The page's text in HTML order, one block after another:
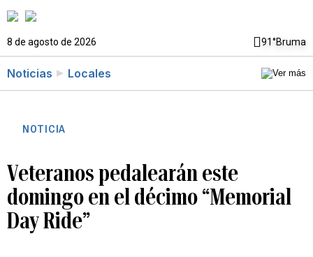
8 de agosto de 2026 91°Bruma
Noticias Locales
NOTICIA
Veteranos pedalearán este
domingo en el décimo “Memorial
Day Ride”